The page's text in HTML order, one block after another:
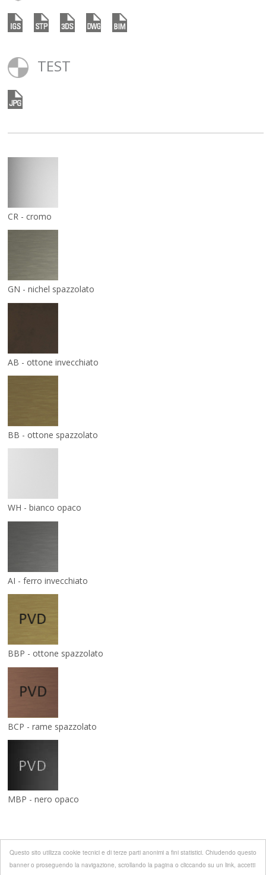
Questo sito utilizza cookie tecnici e di terze parti anonimi a fini statistici. Chiudendo questo
banner o proseguendo la navigazione, scrollando la pagina o cliccando su un link, accetti
TEST
CR - cromo
GN - nichel spazzolato
AB - ottone invecchiato
BB - ottone spazzolato
WH - bianco opaco
AI - ferro invecchiato
BBP - ottone spazzolato
BCP - rame spazzolato
MBP - nero opaco